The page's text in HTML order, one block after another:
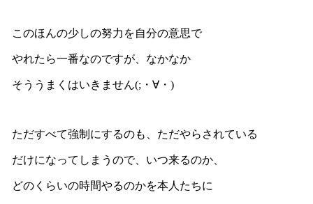
このほんの少しの努力を自分の意思で
やれたら一番なのですが、なかなか
そううまくはいきません(;・∀・)
ただすべて強制にするのも、ただやらされている
だけになってしまうので、いつ来るのか、
どのくらいの時間やるのかを本人たちに